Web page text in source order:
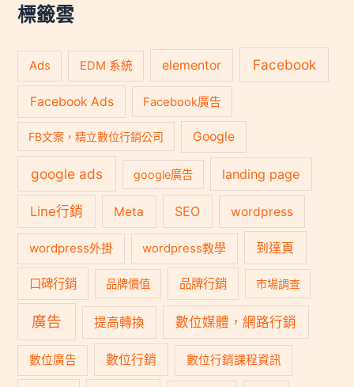
:標籤雲
Ads EDM 系統 elementor Facebook
Facebook Ads Facebook廣告
FB文案，精立數位行銷公司 Google
google ads google廣告 landing page
Line行銷 Meta SEO wordpress
wordpress外掛 wordpress教學 到達頁
口碑行銷 品牌價值 品牌行銷 市場調查
廣告 提高轉換 數位媒體，網路行銷
數位廣告 數位行銷 數位行銷課程資訊